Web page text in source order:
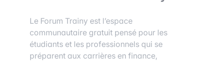
Le Forum Trainy est l’espace
communautaire gratuit pensé pour les
étudiants et les professionnels qui se
préparent aux carrières en finance,